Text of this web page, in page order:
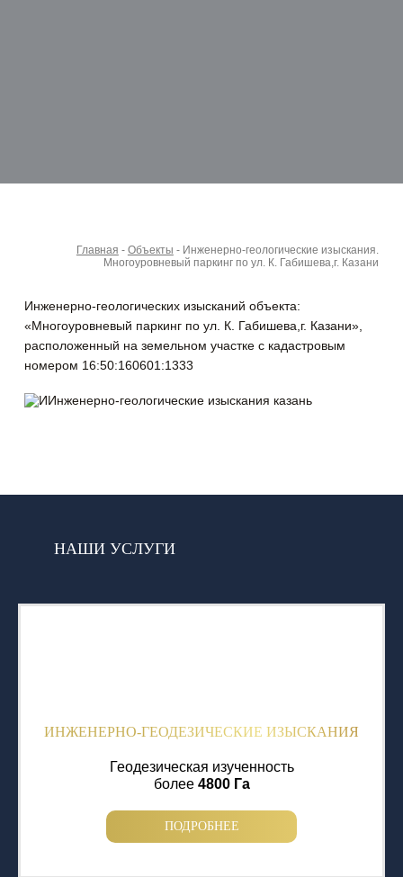
Главная - Объекты - Инженерно-геологические изыскания.
Многоуровневый паркинг по ул. К. Габишева,г. Казани
Инженерно-геологических изысканий объекта:
«Многоуровневый паркинг по ул. К. Габишева,г. Казани»,
расположенный на земельном участке с кадастровым
номером 16:50:160601:1333
НАШИ УСЛУГИ
ИНЖЕНЕРНО-ГЕОДЕЗИЧЕСКИЕ ИЗЫСКАНИЯ
Геодезическая изученность
более 4800 Га
ПОДРОБНЕЕ